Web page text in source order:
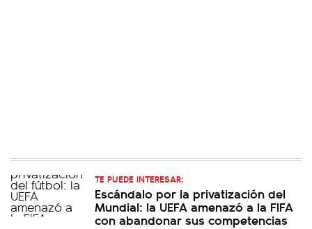
TE PUEDE INTERESAR:
Escándalo por la privatización del
Mundial: la UEFA amenazó a la FIFA
con abandonar sus competencias